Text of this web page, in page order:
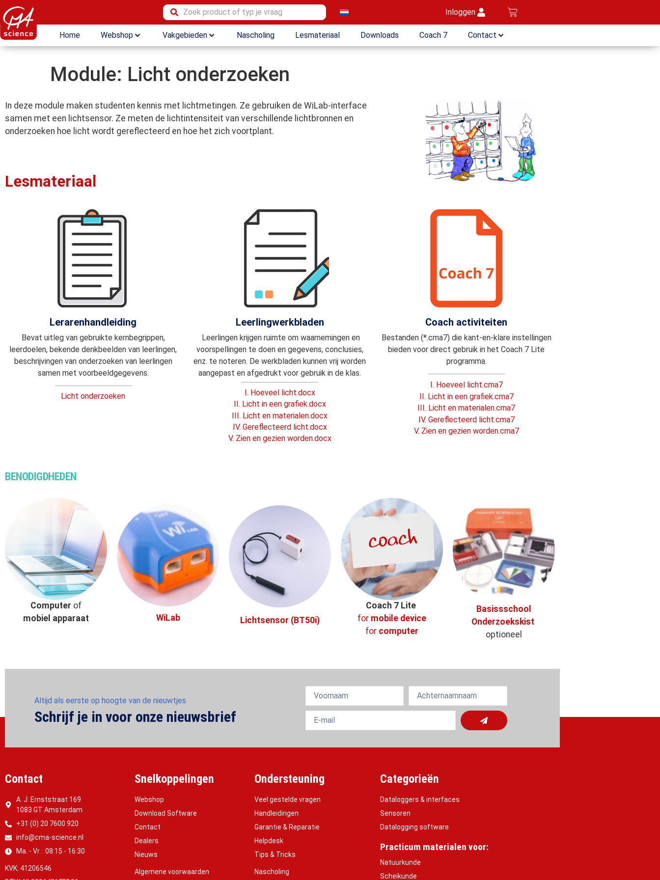
Inloggen
Home Webshop Vakgebieden Nascholing Lesmateriaal Downloads Coach 7 Contact
Module: Licht onderzoeken
In deze module maken studenten kennis met lichtmetingen. Ze gebruiken de WiLab-interface
samen met een lichtsensor. Ze meten de lichtintensiteit van verschillende lichtbronnen en
onderzoeken hoe licht wordt gereflecteerd en hoe het zich voortplant.
Lesmateriaal
Lerarenhandleiding
Bevat uitleg van gebruikte kernbegrippen,
leerdoelen, bekende denkbeelden van leerlingen,
beschrijvingen van onderzoeken van leerlingen
samen met voorbeeldgegevens.
Licht onderzoeken
Leerlingwerkbladen
Leerlingen krijgen ruimte om waarnemingen en
voorspellingen te doen en gegevens, conclusies,
enz. te noteren. De werkbladen kunnen vrij worden
aangepast en afgedrukt voor gebruik in de klas.
I. Hoeveel licht.docx
II. Licht in een grafiek.docx
III. Licht en materialen.docx
IV. Gereflecteerd licht.docx
V. Zien en gezien worden.docx
Coach activiteiten
Bestanden (*.cma7) die kant-en-klare instellingen
bieden voor direct gebruik in het Coach 7 Lite
programma.
I. Hoeveel licht.cma7
II. Licht in een grafiek.cma7
III. Licht en materialen.cma7
IV. Gereflecteerd licht.cma7
V. Zien en gezien worden.cma7
BENODIGDHEDEN
Computer of
mobiel apparaat
WiLab Lichtsensor (BT50i)
Coach 7 Lite
for mobile device
for computer
Basissschool
Onderzoekskist
optioneel
Altijd als eerste op hoogte van de nieuwtjes
Schrijf je in voor onze nieuwsbrief
Contact
A. J. Ernststraat 169
1083 GT Amsterdam
+31 (0) 20 7600 920
info@cma-science.nl
Ma. - Vr. : 08:15 - 16:30
KVK: 41206546
Snelkoppelingen
Webshop
Download Software
Contact
Dealers
Nieuws
Algemene voorwaarden
Ondersteuning
Veel gestelde vragen
Handleidingen
Garantie & Reparatie
Helpdesk
Tips & Tricks
Nascholing
Categorieën
Dataloggers & interfaces
Sensoren
Datalogging software
Practicum materialen voor:
Natuurkunde
Scheikunde